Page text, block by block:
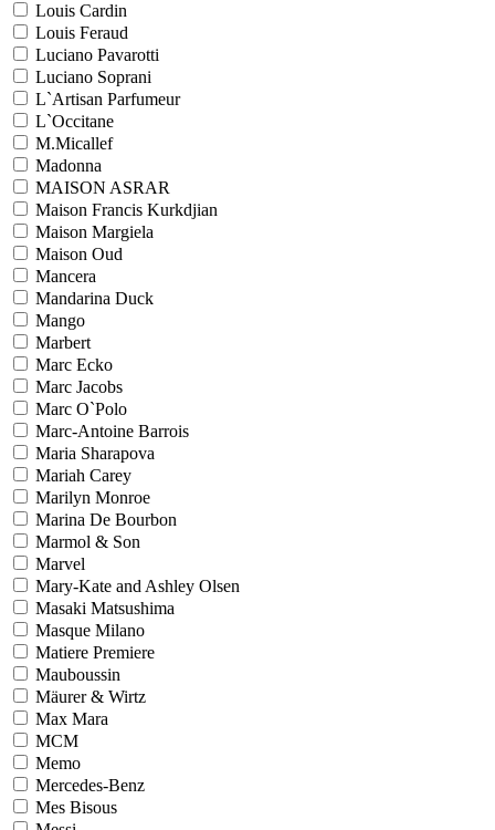
Louis Cardin
Louis Feraud
Luciano Pavarotti
Luciano Soprani
L`Artisan Parfumeur
L`Occitane
M.Micallef
Madonna
MAISON ASRAR
Maison Francis Kurkdjian
Maison Margiela
Maison Oud
Mancera
Mandarina Duck
Mango
Marbert
Marc Ecko
Marc Jacobs
Marc O`Polo
Marc-Antoine Barrois
Maria Sharapova
Mariah Carey
Marilyn Monroe
Marina De Bourbon
Marmol & Son
Marvel
Mary-Kate and Ashley Olsen
Masaki Matsushima
Masque Milano
Matiere Premiere
Mauboussin
Mäurer & Wirtz
Max Mara
MCM
Memo
Mercedes-Benz
Mes Bisous